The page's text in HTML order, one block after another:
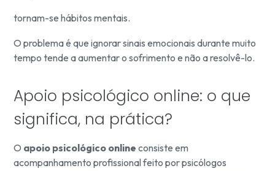
tornam-se hábitos mentais.
O problema é que ignorar sinais emocionais durante muito
tempo tende a aumentar o sofrimento e não a resolvê-lo.
Apoio psicológico online: o que
significa, na prática?
O apoio psicológico online consiste em
acompanhamento profissional feito por psicólogos